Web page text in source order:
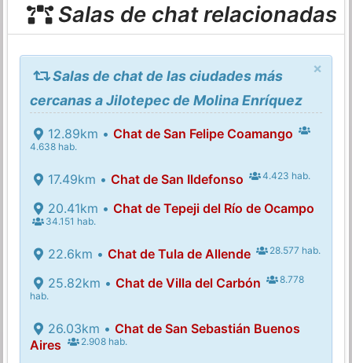
Salas de chat relacionadas
×
Salas de chat de las ciudades más
cercanas a Jilotepec de Molina Enríquez
12.89km • Chat de San Felipe Coamango
4.638 hab.
17.49km • Chat de San Ildefonso 4.423 hab.
20.41km • Chat de Tepeji del Río de Ocampo
34.151 hab.
22.6km • Chat de Tula de Allende 28.577 hab.
25.82km • Chat de Villa del Carbón
8.778
hab.
26.03km • Chat de San Sebastián Buenos
Aires
2.908 hab.